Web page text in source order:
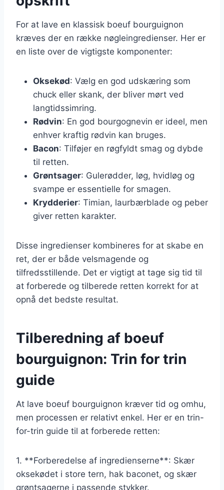
For at lave en klassisk boeuf bourguignon
kræves der en række nøgleingredienser. Her er
en liste over de vigtigste komponenter:
Oksekød: Vælg en god udskæring som
chuck eller skank, der bliver mørt ved
langtidssimring.
Rødvin: En god bourgognevin er ideel, men
enhver kraftig rødvin kan bruges.
Bacon: Tilføjer en røgfyldt smag og dybde
til retten.
Grøntsager: Gulerødder, løg, hvidløg og
svampe er essentielle for smagen.
Krydderier: Timian, laurbærblade og peber
giver retten karakter.
Disse ingredienser kombineres for at skabe en
ret, der er både velsmagende og
tilfredsstillende. Det er vigtigt at tage sig tid til
at forberede og tilberede retten korrekt for at
opnå det bedste resultat.
Tilberedning af boeuf
bourguignon: Trin for trin
guide
At lave boeuf bourguignon kræver tid og omhu,
men processen er relativt enkel. Her er en trin-
for-trin guide til at forberede retten:
1. **Forberedelse af ingredienserne**: Skær
oksekødet i store tern, hak baconet, og skær
grøntsagerne i passende stykker.